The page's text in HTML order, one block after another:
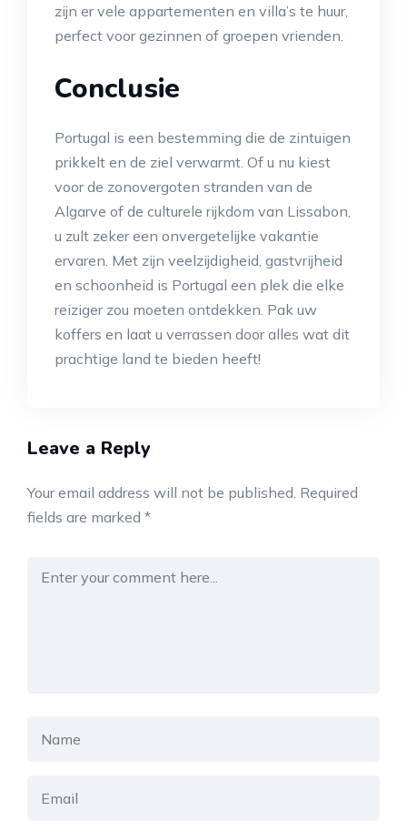
zijn er vele appartementen en villa’s te huur,
perfect voor gezinnen of groepen vrienden.
Conclusie
Portugal is een bestemming die de zintuigen
prikkelt en de ziel verwarmt. Of u nu kiest
voor de zonovergoten stranden van de
Algarve of de culturele rijkdom van Lissabon,
u zult zeker een onvergetelijke vakantie
ervaren. Met zijn veelzijdigheid, gastvrijheid
en schoonheid is Portugal een plek die elke
reiziger zou moeten ontdekken. Pak uw
koffers en laat u verrassen door alles wat dit
prachtige land te bieden heeft!
Leave a Reply
Your email address will not be published. Required
fields are marked *